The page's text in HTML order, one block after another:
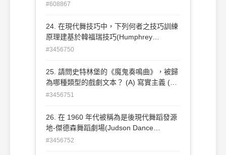
來自 哪個國家？ (A)義大利 (B)荷蘭 (C)加
#608867
24. 在現代舞技巧中，下列何者之技巧訓練
原理建基於韓福瑞技巧(Humphrey
Technique)之上，除了保留以擺盪與重心轉
作的圓滑順暢，以及肢體各部位的分解動作
練習？ (A) 李蒙技巧 (B) 尤斯技巧 (C) 凡戴
#3456750
25. 請問史特林堡的《魔鬼奏鳴曲》，被歸
為哪種類型的戲劇文本？ (A) 寫實主義 (B)
後設戲劇 (C) 象徵主義 (D) 表現主義
#3456751
26. 在 1960 年代被稱為是後現代舞蹈發源
地-傑德森舞蹈劇場(Judson Dance
Theater)，一群舞者開啟後現代舞最重要的
#3456752